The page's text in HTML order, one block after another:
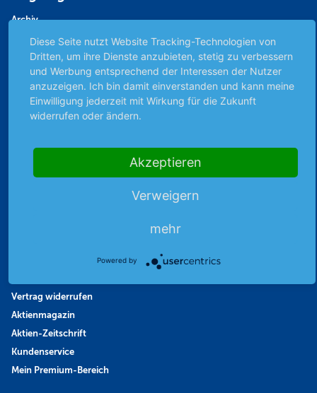
Archiv
Börsenbericht
Börsengerüchte
Börsengespräche
Börsennews
Favoriten
Strategie
Vertrag widerrufen
Aktienmagazin
Aktien-Zeitschrift
Kundenservice
Mein Premium-Bereich
Diese Seite nutzt Website Tracking-Technologien von
Dritten, um ihre Dienste anzubieten, stetig zu verbessern
und Werbung entsprechend der Interessen der Nutzer
anzuzeigen. Ich bin damit einverstanden und kann meine
Einwilligung jederzeit mit Wirkung für die Zukunft
widerrufen oder ändern.
Akzeptieren
Verweigern
mehr
Powered by